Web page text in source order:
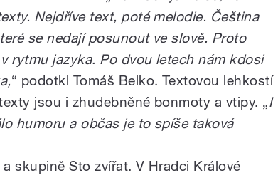
Nejdříve text, poté melodie. Čeština
se nedají posunout ve slově. Proto
rytmu jazyka. Po dvou letech nám kdosi
“ podotkl Tomáš Belko. Textovou lehkostí
jsou i zhudebněné bonmoty a vtipy. „I
humoru a občas je to spíše taková
skupině Sto zvířat. V Hradci Králové